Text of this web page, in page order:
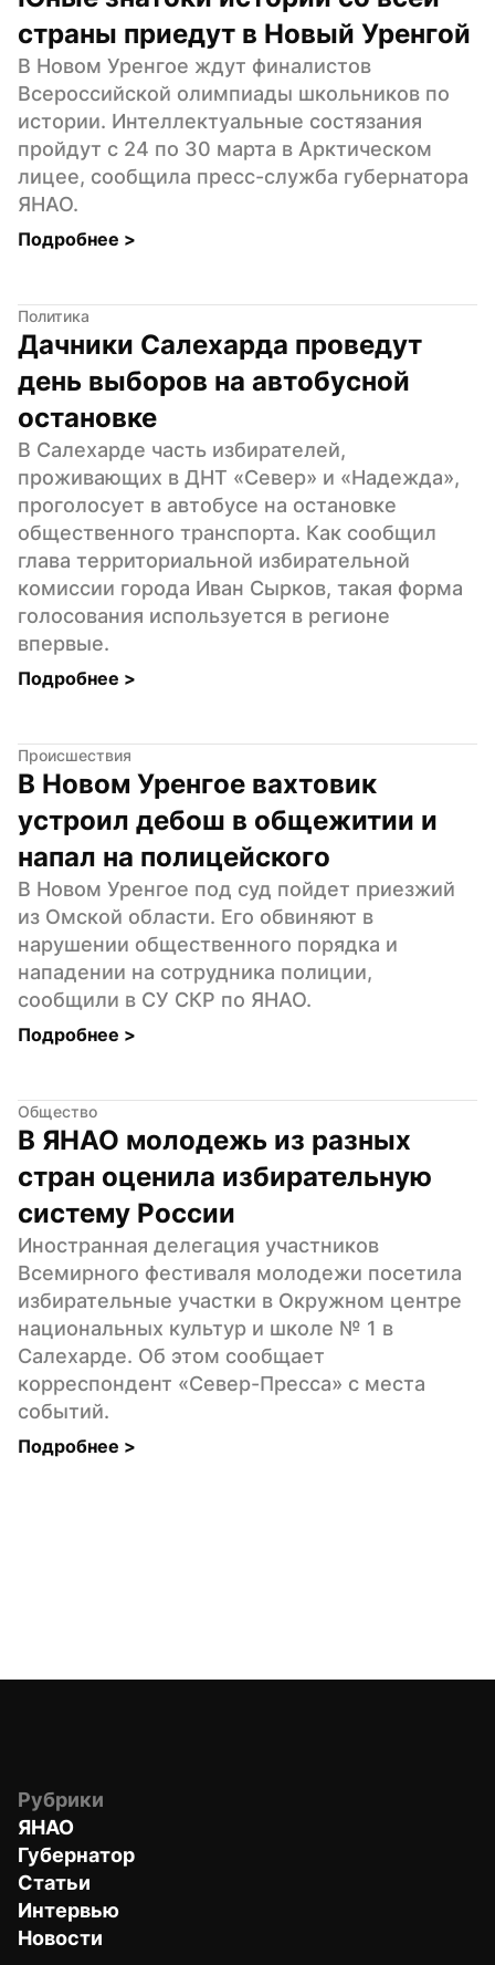
страны приедут в Новый Уренгой
В Новом Уренгое ждут финалистов
Всероссийской олимпиады школьников по
истории. Интеллектуальные состязания
пройдут с 24 по 30 марта в Арктическом
лицее, сообщила пресс-служба губернатора
ЯНАО.
Подробнее >
Политика
Дачники Салехарда проведут
день выборов на автобусной
остановке
В Салехарде часть избирателей,
проживающих в ДНТ «Север» и «Надежда»,
проголосует в автобусе на остановке
общественного транспорта. Как сообщил
глава территориальной избирательной
комиссии города Иван Сырков, такая форма
голосования используется в регионе
впервые.
Подробнее >
Происшествия
В Новом Уренгое вахтовик
устроил дебош в общежитии и
напал на полицейского
В Новом Уренгое под суд пойдет приезжий
из Омской области. Его обвиняют в
нарушении общественного порядка и
нападении на сотрудника полиции,
сообщили в СУ СКР по ЯНАО.
Подробнее >
Общество
В ЯНАО молодежь из разных
стран оценила избирательную
систему России
Иностранная делегация участников
Всемирного фестиваля молодежи посетила
избирательные участки в Окружном центре
национальных культур и школе № 1 в
Салехарде. Об этом сообщает
корреспондент «Север-Пресса» с места
событий.
Подробнее >
Рубрики
ЯНАО
Губернатор
Статьи
Интервью
Новости